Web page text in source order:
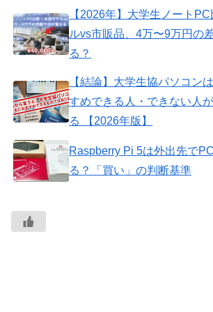
【2026年】大学生ノート
ルvs市販品、4万〜9万円の
る？
【結論】大学生協パソコン
すめできる人・できない人
る 【2026年版】
Raspberry Pi 5は外出先で
る？「買い」の判断基準